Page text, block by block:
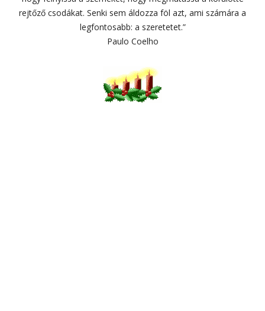
rejtőző csodákat. Senki sem áldozza föl azt, ami számára a
legfontosabb: a szeretetet.”
Paulo Coelho